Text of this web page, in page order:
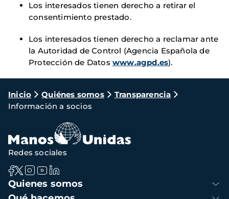
Los interesados tienen derecho a retirar el
consentimiento prestado.
Los interesados tienen derecho a reclamar ante
la Autoridad de Control (Agencia Española de
Protección de Datos www.agpd.es).
Ruta
de
navegación
Inicio Quiénes somos
Transparencia
Información a socios
Navegación
principal
Quienes somos
Redes sociales